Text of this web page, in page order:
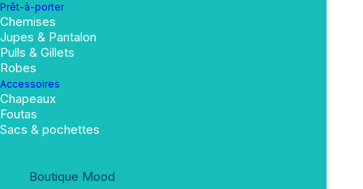
Prêt-à-porter
Chemises
Jupes & Pantalon
Pulls & Gillets
Robes
Accessoires
Chapeaux
Foutas
Sacs & pochettes
Boutique Mood
I. Application des
conditions générales de
vente
Les conditions générales de vente (les « CGV »)